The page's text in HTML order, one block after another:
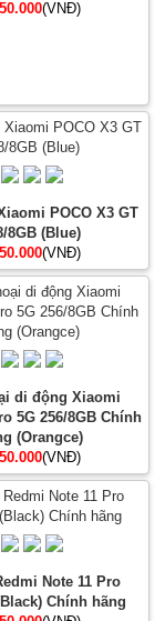
(VNĐ)
POCO X3 GT
8GB (Blue)
(VNĐ)
di động Xiaomi
5G 256/8GB Chính
(Orangce)
(VNĐ)
Note 11 Pro
Chính hãng